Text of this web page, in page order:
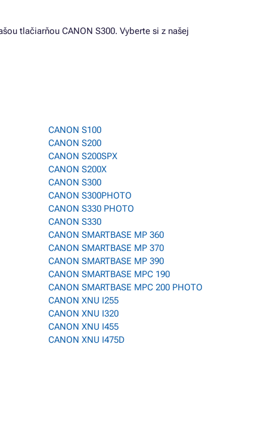
tlačiarňou CANON S300. Vyberte si z našej
CANON S100
CANON S200
CANON S200SPX
CANON S200X
CANON S300
CANON S300PHOTO
CANON S330 PHOTO
CANON S330
CANON SMARTBASE MP 360
CANON SMARTBASE MP 370
CANON SMARTBASE MP 390
CANON SMARTBASE MPC 190
CANON SMARTBASE MPC 200 PHOTO
CANON XNU I255
CANON XNU I320
CANON XNU I455
CANON XNU I475D